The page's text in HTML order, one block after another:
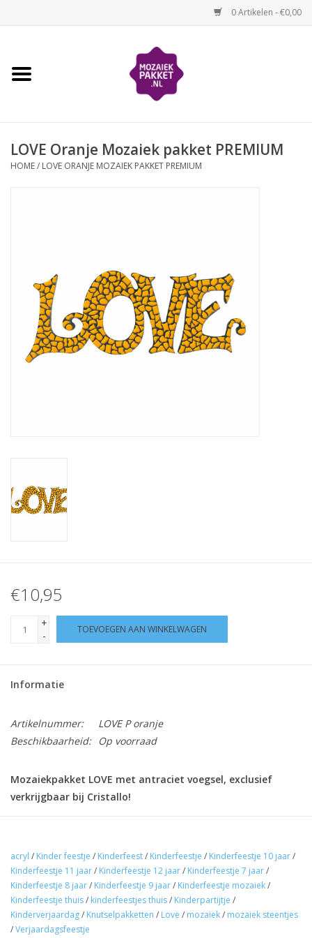
0 Artikelen - €0,00
Home
Volwassenen
Video-instructies
Klantbeoordelingen
Mozaiekbank.nl
LOVE Oranje Mozaiek pakket PREMIUM
HOME/ LOVE ORANJE MOZAIEK PAKKET PREMIUM
€10,95
+
-
TOEVOEGEN AAN WINKELWAGEN
Informatie
Artikelnummer:
LOVE P oranje
Beschikbaarheid:
Op voorraad
Mozaiekpakket LOVE met antraciet voegsel, exclusief
verkrijgbaar bij Cristallo!
Compleet knutselpakket met kunststof mozaieksteentjes in
diverse vormen in de kleur oranje. U krijgt hetzelfde resultaat als
met gebroken mozaiektegels, alleen veel lichter en zonder
scherpe randen.
acryl / Kinder feestje / Kinderfeest/ Kinderfeestje / Kinderfeestje 10 jaar/
Kinderfeestje 11 jaar/ Kinderfeestje 12 jaar/ Kinderfeestje 7 jaar/
Kinderfeestje 8 jaar/ Kinderfeestje 9 jaar/ Kinderfeestje mozaiek/
Kinderfeestje thuis/ kinderfeestjes thuis/ Kinderpartijtje /
Kinderverjaardag/ Knutselpakketten / Love / mozaiek/ mozaiek steentjes
/Verjaardagsfeestje